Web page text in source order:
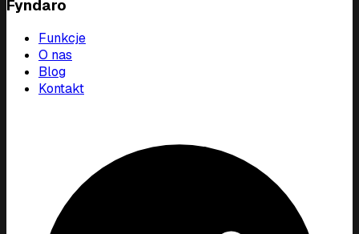
Fyndaro
Funkcje
O nas
Blog
Kontakt